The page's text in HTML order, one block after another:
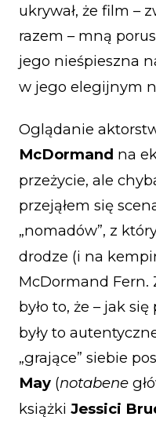
ukrywał, że film –
razem – mną
jego nieśpieszna
w jego elegijnym
Oglądanie
McDormand na
przeżycie, ale
przejąłem się
„nomadów”, z
drodze (i na
McDormand Fern.
było to, że – jak
były to
„grające” siebie
May (notabene
książki Jessici